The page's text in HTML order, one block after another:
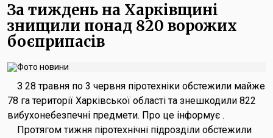
За тиждень на Харківщині
знищили понад 820 ворожих
боєприпасів
З 28 травня по 3 червня піротехніки обстежили майже
78 га території Харківської області та знешкодили 822
вибухонебезпечні предмети. Про це інформує .
Протягом тижня піротехнічні підрозділи обстежили